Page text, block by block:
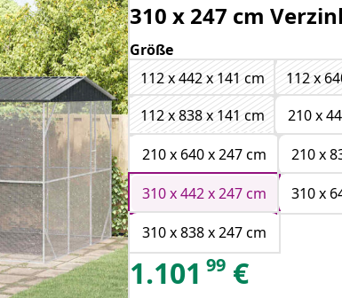
310 x 247 cm
Größe
112 x 442 x 141 cm
112 x
112 x 838 x 141 cm
210 x
210 x 640 x 247 cm
210 x
310 x 442 x 247 cm
310 x
310 x 838 x 247 cm
1.101 99 €